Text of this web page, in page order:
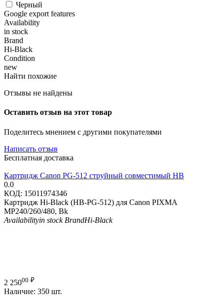
Черный
Google export features
Availability
in stock
Brand
Hi-Black
Condition
new
Найти похожие
Отзывы не найдены
Оставить отзыв на этот товар
Поделитесь мнением с другими покупателями
Написать отзыв
Бесплатная доставка
Картридж Canon PG-512 струйный совместимый HB
0.0
КОД: 15011974346
Картридж Hi-Black (HB-PG-512) для Canon PIXMA
MP240/260/480, Bk
Availabilityin stock BrandHi-Black
2 25000 ₽
Наличие: 350 шт.